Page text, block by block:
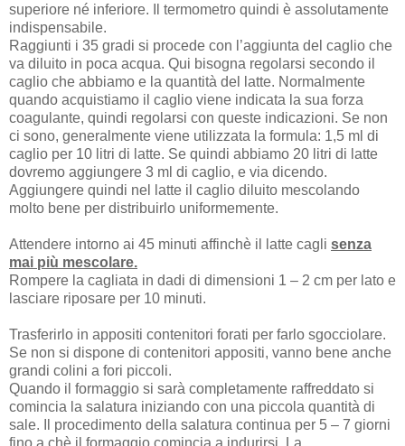
superiore né inferiore. Il termometro quindi è assolutamente
indispensabile.
Raggiunti i 35 gradi si procede con l’aggiunta del caglio che
va diluito in poca acqua. Qui bisogna regolarsi secondo il
caglio che abbiamo e la quantità del latte. Normalmente
quando acquistiamo il caglio viene indicata la sua forza
coagulante, quindi regolarsi con queste indicazioni. Se non
ci sono, generalmente viene utilizzata la formula: 1,5 ml di
caglio per 10 litri di latte. Se quindi abbiamo 20 litri di latte
dovremo aggiungere 3 ml di caglio, e via dicendo.
Aggiungere quindi nel latte il caglio diluito mescolando
molto bene per distribuirlo uniformemente.
Attendere intorno ai 45 minuti affinchè il latte cagli senza
mai più mescolare.
Rompere la cagliata in dadi di dimensioni 1 – 2 cm per lato e
lasciare riposare per 10 minuti.
Trasferirlo in appositi contenitori forati per farlo sgocciolare.
Se non si dispone di contenitori appositi, vanno bene anche
grandi colini a fori piccoli.
Quando il formaggio si sarà completamente raffreddato si
comincia la salatura iniziando con una piccola quantità di
sale. Il procedimento della salatura continua per 5 – 7 giorni
fino a chè il formaggio comincia a indurirsi. La